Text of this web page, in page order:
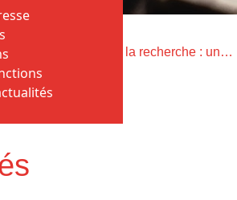
Financement de la recherche : une liberté académique comme une autre ?